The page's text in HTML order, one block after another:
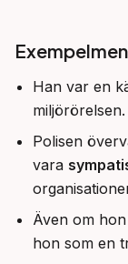
Han var en
miljörörelsen.
Polisen
vara
Även om
hon som en